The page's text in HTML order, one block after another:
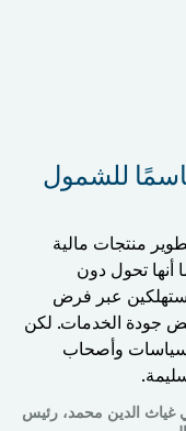
للشمول
منتجات مالية
تحول دون
عبر فرض
جودة الخدمات. لكن
وأصحاب
غياث الدين محمد، رئيس